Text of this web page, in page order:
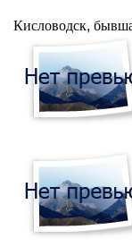
Кисловодск,